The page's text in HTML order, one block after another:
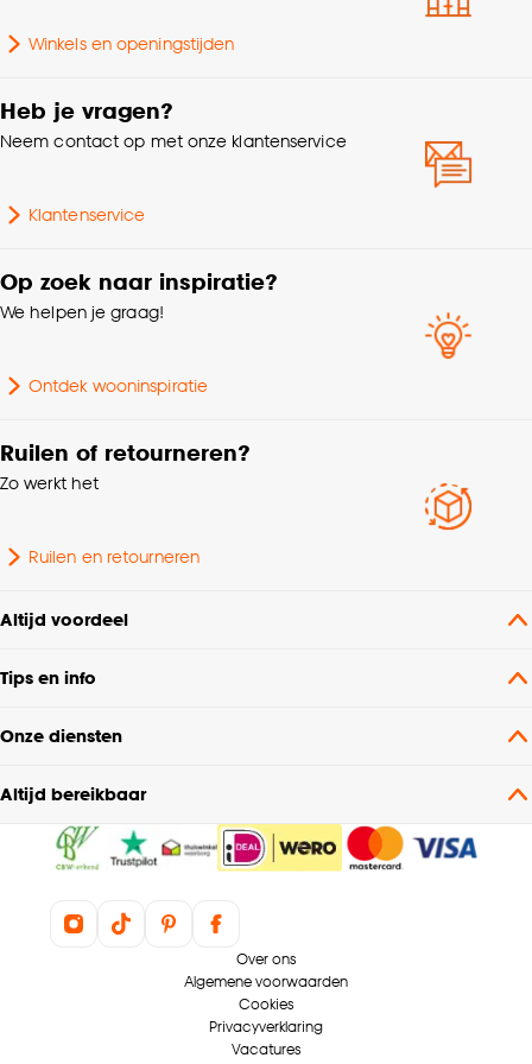
kan aanpassen, bekijk hiervoor onze
cookieverklaring.
Winkels en openingstijden
Heb je vragen?
Neem contact op met onze klantenservice
Klantenservice
Op zoek naar inspiratie?
We helpen je graag!
Ontdek wooninspiratie
Ruilen of retourneren?
Zo werkt het
Ruilen en retourneren
Altijd voordeel
Tips en info
Onze diensten
Altijd bereikbaar
Over ons
Algemene voorwaarden
Cookies
Privacyverklaring
Vacatures